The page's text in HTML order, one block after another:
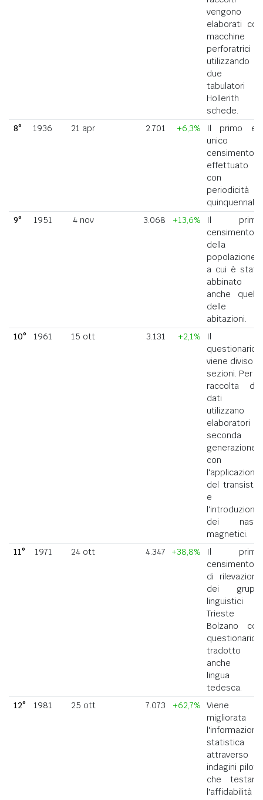
vengono
elaborati con
macchine
perforatrici
utilizzando
due
tabulatori
Hollerith a
schede.
8°
1936 21 apr 2.701 +6,3%
Il primo ed
unico
censimento
effettuato
con
periodicità
quinquennale.
9°
1951 4 nov 3.068 +13,6%
Il primo
censimento
della
popolazione
a cui è stato
abbinato
anche quello
delle
abitazioni.
10°
1961 15 ott 3.131 +2,1%
Il
questionario
viene diviso in
sezioni. Per la
raccolta dei
dati si
utilizzano
elaboratori di
seconda
generazione
con
l'applicazione
del transistor
e
l'introduzione
dei nastri
magnetici.
11°
1971 24 ott 4.347 +38,8%
Il primo
censimento
di rilevazione
dei gruppi
linguistici di
Trieste e
Bolzano con
questionario
tradotto
anche in
lingua
tedesca.
12°
1981 25 ott 7.073 +62,7%
Viene
migliorata
l'informazione
statistica
attraverso
indagini pilota
che testano
l'affidabilità